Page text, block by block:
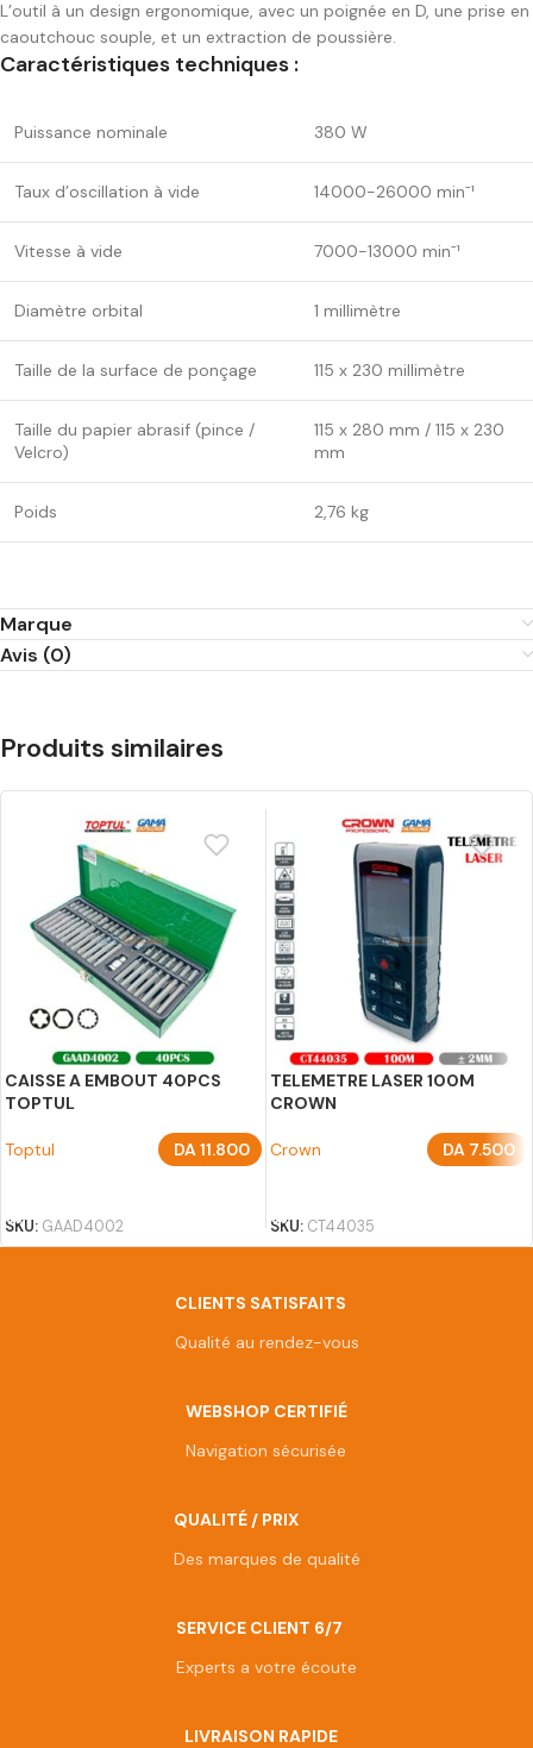
L’outil à un design ergonomique, avec un poignée en D, une prise en
caoutchouc souple, et un extraction de poussière.
Caractéristiques techniques :
Puissance nominale 380 W
Taux d’oscillation à vide 14000-26000 minˉ¹
Vitesse à vide 7000-13000 minˉ¹
Diamètre orbital 1 millimètre
Taille de la surface de ponçage 115 x 230 millimètre
Taille du papier abrasif (pince /
Velcro)
115 x 280 mm / 115 x 230
mm
Poids 2,76 kg
Marque
Avis (0)
Produits similaires
CAISSE A EMBOUT 40PCS
TOPTUL
Toptul DA11.800
SKU: GAAD4002
TELEMETRE LASER 100M
CROWN
Crown DA 7.500
SKU: CT44035
CLIENTS SATISFAITS
Qualité au rendez-vous
WEBSHOP CERTIFIÉ
Navigation sécurisée
QUALITÉ / PRIX
Des marques de qualité
SERVICE CLIENT 6/7
Experts a votre écoute
LIVRAISON RAPIDE